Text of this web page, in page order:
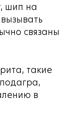
шип на
связаны
такие
в